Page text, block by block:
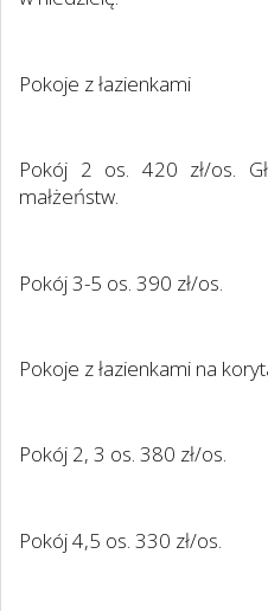
Pokoje z łazienkami
Pokój 2 os. 420 zł/os.
małżeństw.
Pokój 3-5 os. 390 zł/os.
Pokoje z łazienkami na
Pokój 2, 3 os. 380 zł/os.
Pokój 4,5 os. 330 zł/os.